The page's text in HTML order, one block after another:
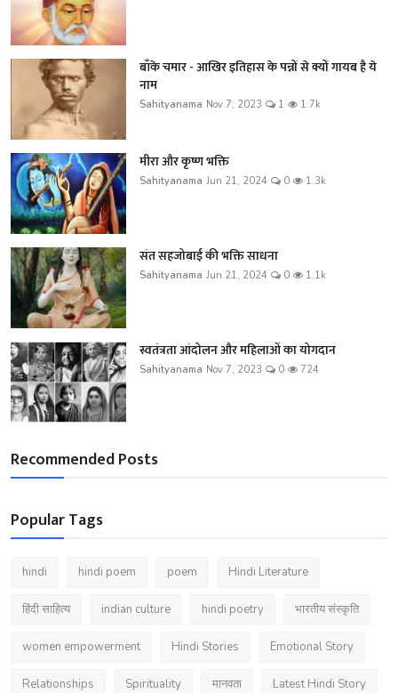
बाँके चमार - आखिर इतिहास के पन्नों से क्यों गायब है ये
नाम
Sahityanama Nov 7, 2023 1 1.7k
मीरा और कृष्ण भक्ति
Sahityanama Jun 21, 2024 0 1.3k
संत सहजोबाई की भक्ति साधना
Sahityanama Jun 21, 2024 0 1.1k
स्वतंत्रता आंदोलन और महिलाओं का योगदान
Sahityanama Nov 7, 2023 0 724
Recommended Posts
Popular Tags
hindi hindi poem poem Hindi Literature
हिंदी साहित्य indian culture hindi poetry भारतीय संस्कृति
women empowerment Hindi Stories Emotional Story
Relationships Spirituality मानवता Latest Hindi Story